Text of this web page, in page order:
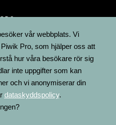
GRO
FINLAND
vår webbplats. Vi
Pro, som hjälper oss att
hur våra besökare rör sig
inte uppgifter som kan
och vi anonymiserar din
dataskyddspolicy.